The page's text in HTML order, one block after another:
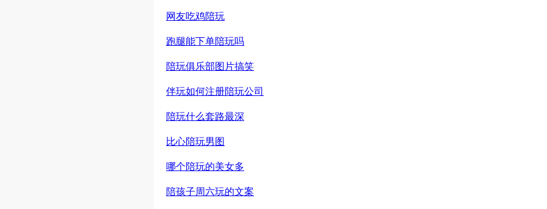
网友吃鸡陪玩
跑腿能下单陪玩吗
陪玩俱乐部图片搞笑
伴玩如何注册陪玩公司
陪玩什么套路最深
比心陪玩男图
哪个陪玩的美女多
陪孩子周六玩的文案